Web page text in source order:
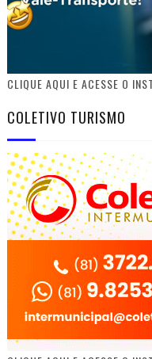
CLIQUE AQUI E ACESSE O
COLETIVO TURISMO